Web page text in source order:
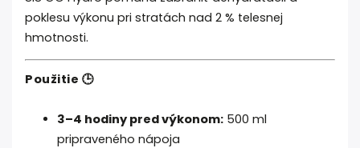
poklesu výkonu pri stratách nad 2 % telesnej
hmotnosti.
Použitie 🕒
3–4 hodiny pred výkonom: 500 ml
pripraveného nápoja